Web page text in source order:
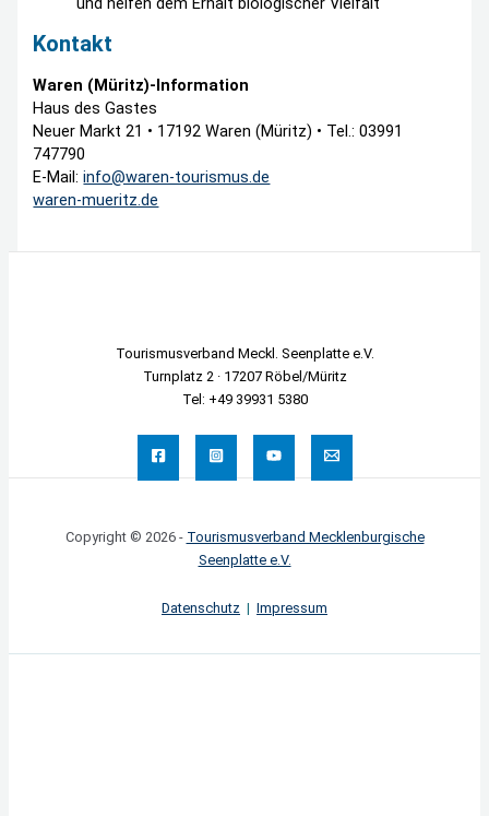
Kontakt
Waren (Müritz)-Information
Haus des Gastes
Neuer Markt 21 • 17192 Waren (Müritz) • Tel.: 03991
747790
E-Mail:info@waren-tourismus.de
waren-mueritz.de
Tourismusverband Meckl. Seenplatte e.V.
Turnplatz 2 · 17207 Röbel/Müritz
Tel: +49 39931 5380
Copyright © 2026 - Tourismusverband Mecklenburgische
Seenplatte e.V.
Datenschutz | Impressum